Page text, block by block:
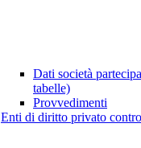
Dati società
tabelle)
Provvedimenti
Enti di diritto privato